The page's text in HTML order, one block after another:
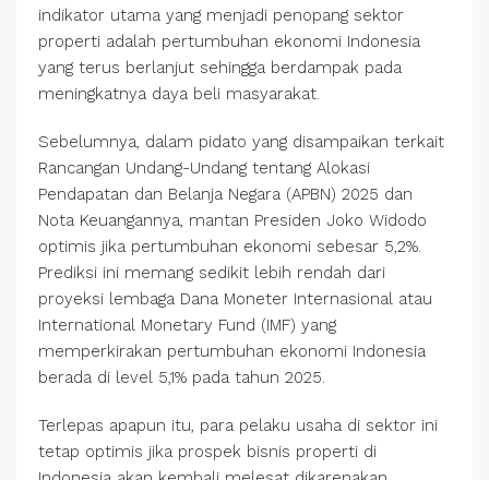
indikator utama yang menjadi penopang sektor
properti adalah pertumbuhan ekonomi Indonesia
yang terus berlanjut sehingga berdampak pada
meningkatnya daya beli masyarakat.
Sebelumnya, dalam pidato yang disampaikan terkait
Rancangan Undang-Undang tentang Alokasi
Pendapatan dan Belanja Negara (APBN) 2025 dan
Nota Keuangannya, mantan Presiden Joko Widodo
optimis jika pertumbuhan ekonomi sebesar 5,2%.
Prediksi ini memang sedikit lebih rendah dari
proyeksi lembaga Dana Moneter Internasional atau
International Monetary Fund (IMF) yang
memperkirakan pertumbuhan ekonomi Indonesia
berada di level 5,1% pada tahun 2025.
Terlepas apapun itu, para pelaku usaha di sektor ini
tetap optimis jika prospek bisnis properti di